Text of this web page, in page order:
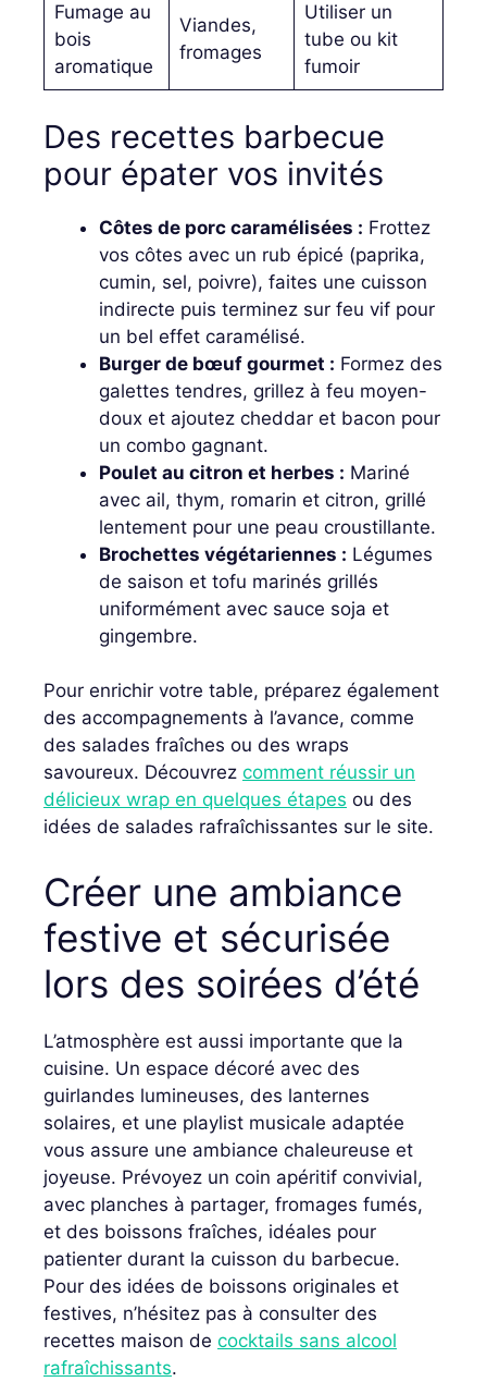
Fumage au
bois
aromatique
Viandes,
fromages
Utiliser un
tube ou kit
fumoir
Des recettes barbecue
pour épater vos invités
Côtes de porc caramélisées : Frottez
vos côtes avec un rub épicé (paprika,
cumin, sel, poivre), faites une cuisson
indirecte puis terminez sur feu vif pour
un bel effet caramélisé.
Burger de bœuf gourmet : Formez des
galettes tendres, grillez à feu moyen-
doux et ajoutez cheddar et bacon pour
un combo gagnant.
Poulet au citron et herbes : Mariné
avec ail, thym, romarin et citron, grillé
lentement pour une peau croustillante.
Brochettes végétariennes : Légumes
de saison et tofu marinés grillés
uniformément avec sauce soja et
gingembre.
Pour enrichir votre table, préparez également
des accompagnements à l’avance, comme
des salades fraîches ou des wraps
savoureux. Découvrez comment réussir un
délicieux wrap en quelques étapes ou des
idées de salades rafraîchissantes sur le site.
Créer une ambiance
festive et sécurisée
lors des soirées d’été
L’atmosphère est aussi importante que la
cuisine. Un espace décoré avec des
guirlandes lumineuses, des lanternes
solaires, et une playlist musicale adaptée
vous assure une ambiance chaleureuse et
joyeuse. Prévoyez un coin apéritif convivial,
avec planches à partager, fromages fumés,
et des boissons fraîches, idéales pour
patienter durant la cuisson du barbecue.
Pour des idées de boissons originales et
festives, n’hésitez pas à consulter des
recettes maison de cocktails sans alcool
rafraîchissants.